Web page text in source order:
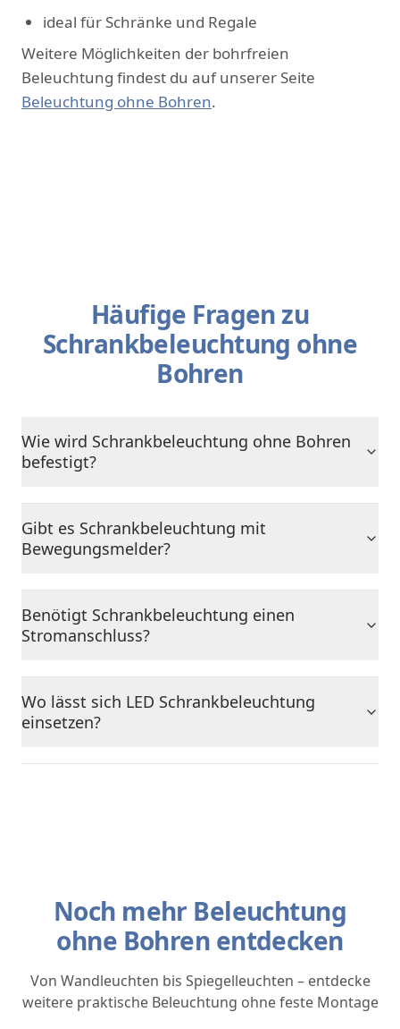
ideal für Schränke und Regale
Weitere Möglichkeiten der bohrfreien
Beleuchtung findest du auf unserer Seite
Beleuchtung ohne Bohren.
Häufige Fragen zu
Schrankbeleuchtung ohne
Bohren
Wie wird Schrankbeleuchtung ohne Bohren
befestigt?
Gibt es Schrankbeleuchtung mit
Bewegungsmelder?
Benötigt Schrankbeleuchtung einen
Stromanschluss?
Wo lässt sich LED Schrankbeleuchtung
einsetzen?
Noch mehr Beleuchtung
ohne Bohren entdecken
Von Wandleuchten bis Spiegelleuchten – entdecke
weitere praktische Beleuchtung ohne feste Montage